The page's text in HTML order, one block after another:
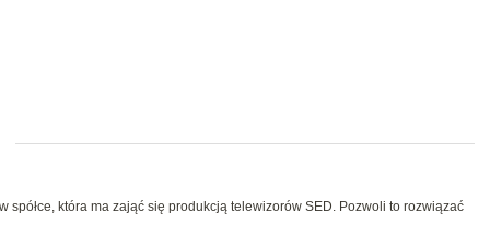
spółce, która ma zająć się produkcją telewizorów SED. Pozwoli to rozwiązać